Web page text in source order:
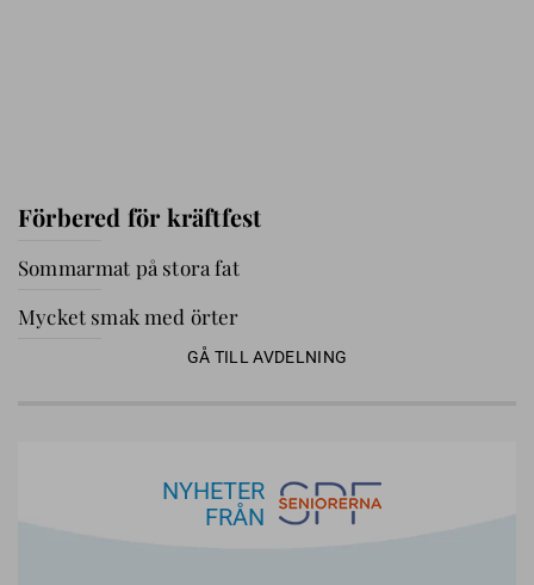
Förbered för kräftfest
Sommarmat på stora fat
Mycket smak med örter
GÅ TILL AVDELNING
NYHETER
FRÅN